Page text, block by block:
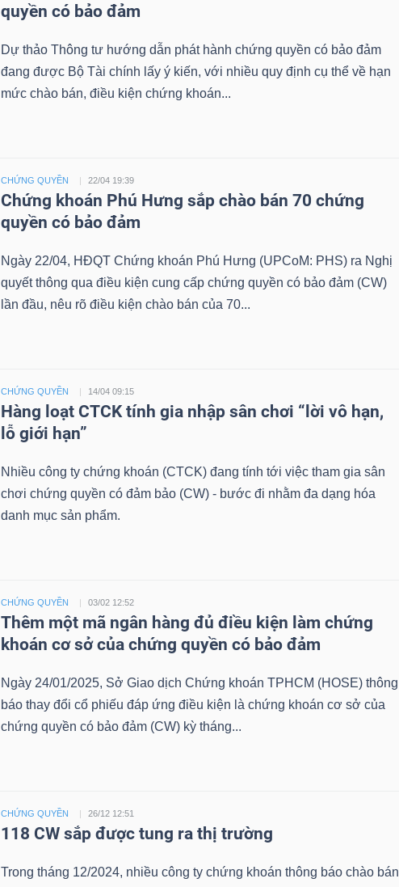
quyền có bảo đảm
Dự thảo Thông tư hướng dẫn phát hành chứng quyền có bảo đảm
đang được Bộ Tài chính lấy ý kiến, với nhiều quy định cụ thể về hạn
mức chào bán, điều kiện chứng khoán...
CHỨNG QUYỀN 22/04 19:39
Chứng khoán Phú Hưng sắp chào bán 70 chứng
quyền có bảo đảm
Ngày 22/04, HĐQT Chứng khoán Phú Hưng (UPCoM: PHS) ra Nghị
quyết thông qua điều kiện cung cấp chứng quyền có bảo đảm (CW)
lần đầu, nêu rõ điều kiện chào bán của 70...
CHỨNG QUYỀN 14/04 09:15
Hàng loạt CTCK tính gia nhập sân chơi “lời vô hạn,
lỗ giới hạn”
Nhiều công ty chứng khoán (CTCK) đang tính tới việc tham gia sân
chơi chứng quyền có đảm bảo (CW) - bước đi nhằm đa dạng hóa
danh mục sản phẩm.
CHỨNG QUYỀN 03/02 12:52
Thêm một mã ngân hàng đủ điều kiện làm chứng
khoán cơ sở của chứng quyền có bảo đảm
Ngày 24/01/2025, Sở Giao dịch Chứng khoán TPHCM (HOSE) thông
báo thay đổi cổ phiếu đáp ứng điều kiện là chứng khoán cơ sở của
chứng quyền có bảo đảm (CW) kỳ tháng...
CHỨNG QUYỀN 26/12 12:51
118 CW sắp được tung ra thị trường
Trong tháng 12/2024, nhiều công ty chứng khoán thông báo chào bán